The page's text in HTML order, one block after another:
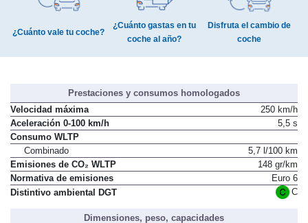
¿Cuánto gastas en tu
Disfruta el cambio de
Prestaciones y consumos homologados
Velocidad máxima
250 km/h
Aceleración 0-100 km/h
Consumo WLTP
Combinado
5,7 l/100 km
Emisiones de CO₂ WLTP
148 gr/km
Normativa de emisiones
Euro 6